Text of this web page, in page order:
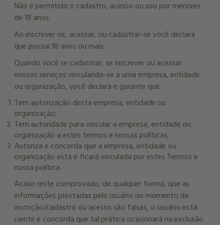
Não é permitido o cadastro, acesso ou uso por menores
de 18 anos.
Ao inscrever-se, acessar, ou cadastrar-se você declara
que possui 18 anos ou mais.
Quando você se cadastrar, se inscrever ou acessar
nossos serviços vinculando-se a uma empresa, entidade
ou organização, você declara e garante que:
Tem autorização desta empresa, entidade ou
organização;
Tem autoridade para vincular a empresa, entidade ou
organização a estes termos e nossas políticas;
Autoriza e concorda que a empresa, entidade ou
organização está e ficará vinculada por estes Termos e
nossa política.
Acaso reste comprovado, de qualquer forma, que as
informações prestadas pelo usuário no momento da
inscrição/cadastro ou acesso são falsas, o usuário está
ciente e concorda que tal prática ocasionará na exclusão